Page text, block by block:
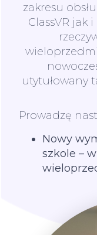
zakresu
ClassVR jak
utytułowany
Prowadzę
Nowy
szkole –